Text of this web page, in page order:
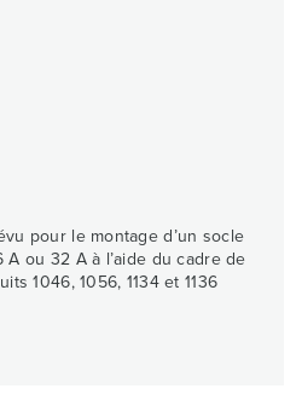
pour le montage d’un socle
ou 32 A à l’aide du cadre de
1046, 1056, 1134 et 1136